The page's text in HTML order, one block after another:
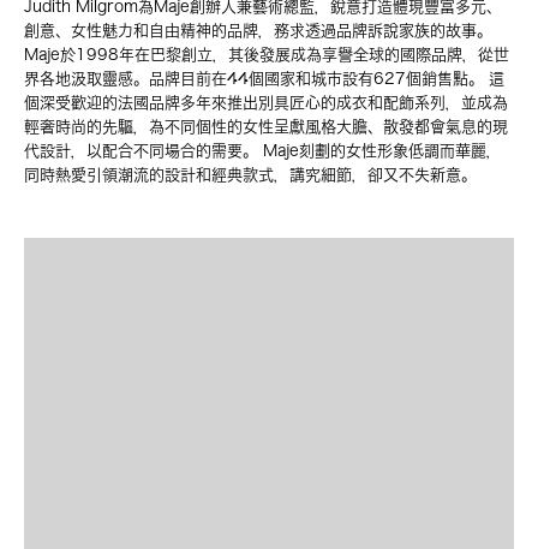
Judith Milgrom為Maje創辦人兼藝術總監，銳意打造體現豐富多元、
創意、女性魅力和自由精神的品牌，務求透過品牌訴說家族的故事。
Maje於1998年在巴黎創立，其後發展成為享譽全球的國際品牌，從世
界各地汲取靈感。品牌目前在44個國家和城市設有627個銷售點。 這
個深受歡迎的法國品牌多年來推出別具匠心的成衣和配飾系列，並成為
輕奢時尚的先驅，為不同個性的女性呈獻風格大膽、散發都會氣息的現
代設計，以配合不同場合的需要。 Maje刻劃的女性形象低調而華麗，
同時熱愛引領潮流的設計和經典款式，講究細節，卻又不失新意。